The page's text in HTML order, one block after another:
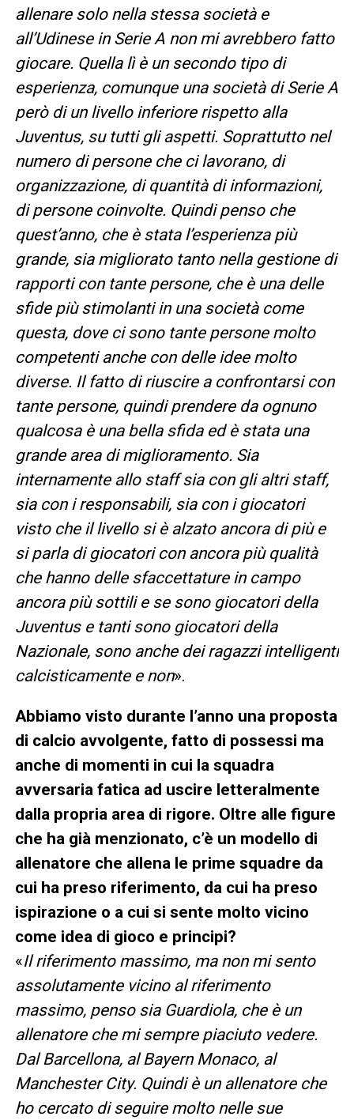
allenare solo nella stessa società e
all’Udinese in Serie A non mi avrebbero fatto
giocare. Quella lì è un secondo tipo di
esperienza, comunque una società di Serie A
però di un livello inferiore rispetto alla
Juventus, su tutti gli aspetti. Soprattutto nel
numero di persone che ci lavorano, di
organizzazione, di quantità di informazioni,
di persone coinvolte. Quindi penso che
quest’anno, che è stata l’esperienza più
grande, sia migliorato tanto nella gestione di
rapporti con tante persone, che è una delle
sfide più stimolanti in una società come
questa, dove ci sono tante persone molto
competenti anche con delle idee molto
diverse. Il fatto di riuscire a confrontarsi con
tante persone, quindi prendere da ognuno
qualcosa è una bella sfida ed è stata una
grande area di miglioramento. Sia
internamente allo staff sia con gli altri staff,
sia con i responsabili, sia con i giocatori
visto che il livello si è alzato ancora di più e
si parla di giocatori con ancora più qualità
che hanno delle sfaccettature in campo
ancora più sottili e se sono giocatori della
Juventus e tanti sono giocatori della
Nazionale, sono anche dei ragazzi intelligenti
calcisticamente e non».
Abbiamo visto durante l’anno una proposta
di calcio avvolgente, fatto di possessi ma
anche di momenti in cui la squadra
avversaria fatica ad uscire letteralmente
dalla propria area di rigore. Oltre alle figure
che ha già menzionato, c’è un modello di
allenatore che allena le prime squadre da
cui ha preso riferimento, da cui ha preso
ispirazione o a cui si sente molto vicino
come idea di gioco e principi?
«Il riferimento massimo, ma non mi sento
assolutamente vicino al riferimento
massimo, penso sia Guardiola, che è un
allenatore che mi sempre piaciuto vedere.
Dal Barcellona, al Bayern Monaco, al
Manchester City. Quindi è un allenatore che
ho cercato di seguire molto nelle sue